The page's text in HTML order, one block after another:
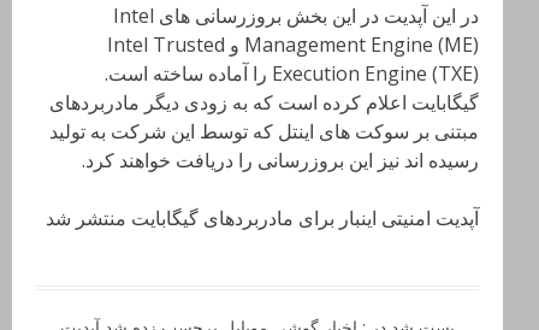
در این آپدیت در این بخش بروزرسانی های Intel
Management Engine (ME) و Intel Trusted
Execution Engine (TXE) را آماده ساخته است.
گیگابایت اعلام کرده است که به زودی دیگر مادربردهای
مبتنی بر سوکت های اینتل که توسط این شرکت به تولید
رسیده اند نیز این بروزرسانی را دریافت خواهند کرد.
آپدیت امنیتی اینبار برای مادربردهای گیگابایت منتشر شد